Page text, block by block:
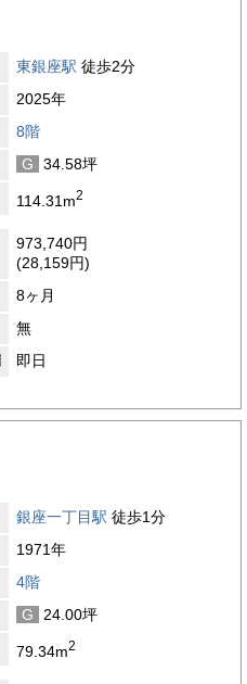
東銀座駅 徒歩2分
2025年
8階
G
34.58坪
114.31m2
973,740円
(28,159円)
8ヶ月
無
即日
銀座一丁目駅 徒歩1分
1971年
4階
G
24.00坪
79.34m2